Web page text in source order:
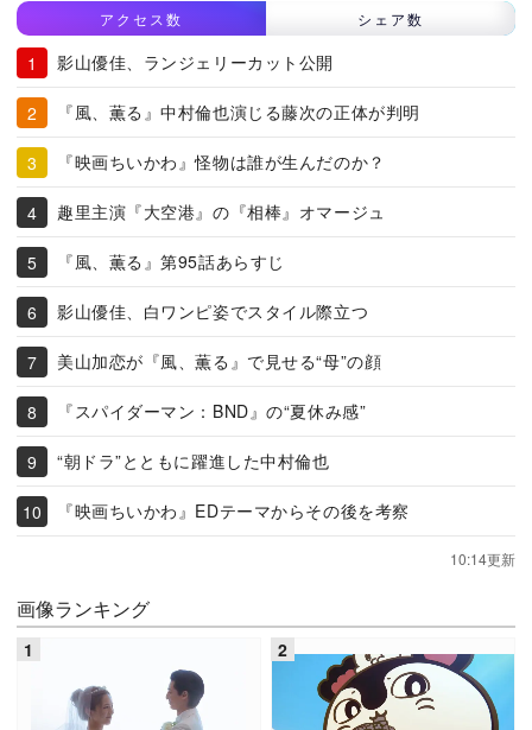
アクセス数 シェア数
影山優佳、ランジェリーカット公開
『風、薫る』中村倫也演じる藤次の正体が判明
『映画ちいかわ』怪物は誰が生んだのか？
趣里主演『大空港』の『相棒』オマージュ
『風、薫る』第95話あらすじ
影山優佳、白ワンピ姿でスタイル際立つ
美山加恋が『風、薫る』で見せる“母”の顔
『スパイダーマン：BND』の“夏休み感”
“朝ドラ”とともに躍進した中村倫也
『映画ちいかわ』EDテーマからその後を考察
10:14更新
画像ランキング